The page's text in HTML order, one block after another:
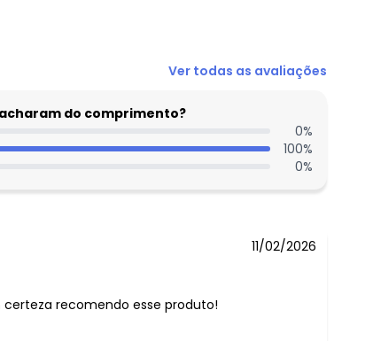
N/D*
N/D*
R$ 386,1
N/D*
N/D*
Ver todas as avaliações
do comprimento?
0%
100%
0%
11/02/2026
recomendo esse produto!